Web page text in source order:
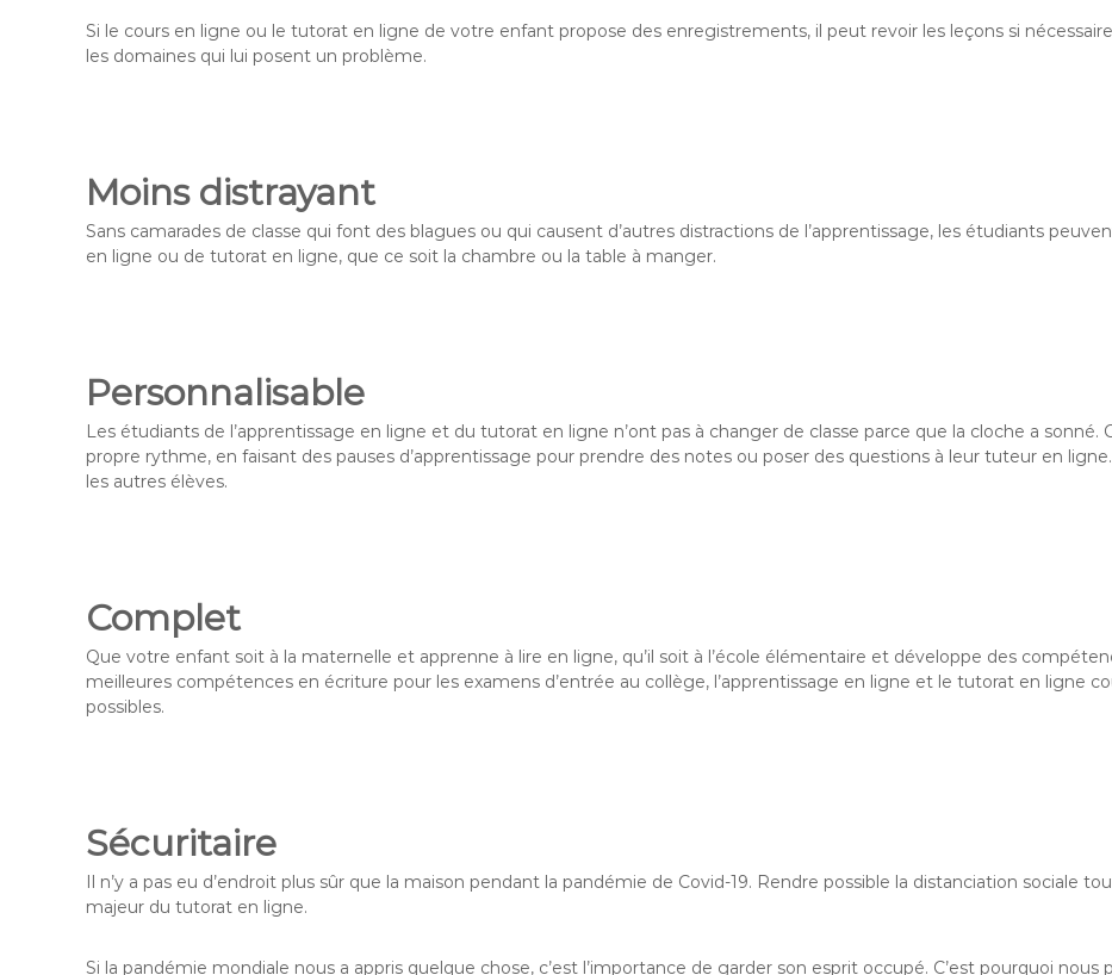
Si le cours en ligne ou le tutorat en ligne de votre enfant propose des enregistrements, il peut revoir les leçons si
les domaines qui lui posent un problème.
Moins distrayant
Sans camarades de classe qui font des blagues ou qui causent d’autres distractions de l’apprentissage, les étudiants
en ligne ou de tutorat en ligne, que ce soit la chambre ou la table à manger.
Personnalisable
Les étudiants de l’apprentissage en ligne et du tutorat en ligne n’ont pas à changer de classe parce que la cloche a sonné.
propre rythme, en faisant des pauses d’apprentissage pour prendre des notes ou poser des questions à leur tuteur en
les autres élèves.
Complet
Que votre enfant soit à la maternelle et apprenne à lire en ligne, qu’il soit à l’école élémentaire et développe des
meilleures compétences en écriture pour les examens d’entrée au collège, l’apprentissage en ligne et le tutorat en ligne
possibles.
Sécuritaire
Il n’y a pas eu d’endroit plus sûr que la maison pendant la pandémie de Covid-19. Rendre possible la distanciation sociale
majeur du tutorat en ligne.
Si la pandémie mondiale nous a appris quelque chose, c’est l’importance de garder son esprit occupé. C’est pourquoi